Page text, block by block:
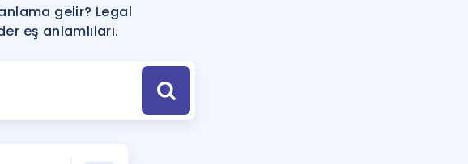
YDS ve YÖKDİL'e Hazırlananlar için Öneriler
Tüm ÖSYM Sınavları Tek Takvimde
gelir? Legal
eş anlamlıları.